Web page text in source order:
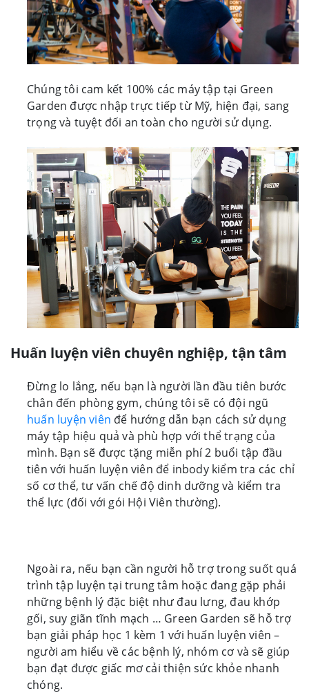
Chúng tôi cam kết 100% các máy tập tại Green
Garden được nhập trực tiếp từ Mỹ, hiện đại, sang
trọng và tuyệt đối an toàn cho người sử dụng.
Huấn luyện viên chuyên nghiệp, tận tâm
Đừng lo lắng, nếu bạn là người lần đầu tiên bước
chân đến phòng gym, chúng tôi sẽ có đội ngũ
huấn luyện viên để hướng dẫn bạn cách sử dụng
máy tập hiệu quả và phù hợp với thể trạng của
mình. Bạn sẽ được tặng miễn phí 2 buổi tập đầu
tiên với huấn luyện viên để inbody kiểm tra các chỉ
số cơ thể, tư vấn chế độ dinh dưỡng và kiểm tra
thể lực (đối với gói Hội Viên thường).
Ngoài ra, nếu bạn cần người hỗ trợ trong suốt quá
trình tập luyện tại trung tâm hoặc đang gặp phải
những bệnh lý đặc biệt như đau lưng, đau khớp
gối, suy giãn tĩnh mạch … Green Garden sẽ hỗ trợ
bạn giải pháp học 1 kèm 1 với huấn luyện viên –
người am hiểu về các bệnh lý, nhóm cơ và sẽ giúp
bạn đạt được giấc mơ cải thiện sức khỏe nhanh
chóng.